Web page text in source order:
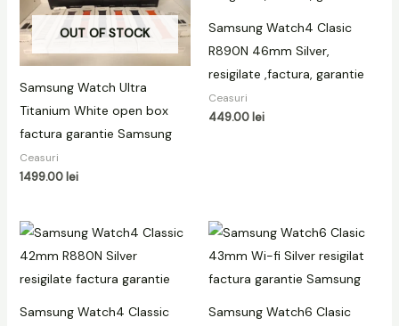
OUT OF STOCK
Samsung Watch Ultra
Titanium White open box
factura garantie Samsung
Ceasuri
1499.00 lei
Samsung Watch4 Clasic
R890N 46mm Silver,
resigilate ,factura, garantie
Ceasuri
449.00lei
Samsung Watch4 Classic
Samsung Watch6 Clasic